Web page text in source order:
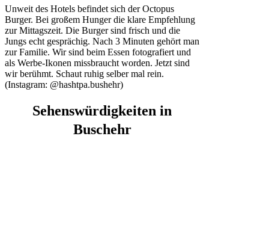
Unweit des Hotels befindet sich der Octopus
Burger. Bei großem Hunger die klare Empfehlung
zur Mittagszeit. Die Burger sind frisch und die
Jungs echt gesprächig. Nach 3 Minuten gehört man
zur Familie. Wir sind beim Essen fotografiert und
als Werbe-Ikonen missbraucht worden. Jetzt sind
wir berühmt. Schaut ruhig selber mal rein.
(Instagram: @hashtpa.bushehr)
Sehenswürdigkeiten in
Buschehr